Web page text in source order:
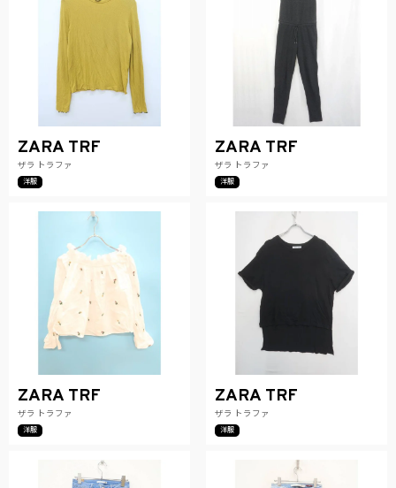
ZARA TRF
ザラ トラファ
洋服
ZARA TRF
ザラ トラファ
洋服
ZARA TRF
ザラ トラファ
洋服
ZARA TRF
ザラ トラファ
洋服